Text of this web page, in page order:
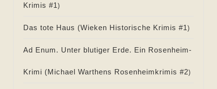
Krimis #1)
Das tote Haus (Wieken Historische Krimis #1)
Ad Enum. Unter blutiger Erde. Ein Rosenheim-
Krimi (Michael Warthens Rosenheimkrimis #2)